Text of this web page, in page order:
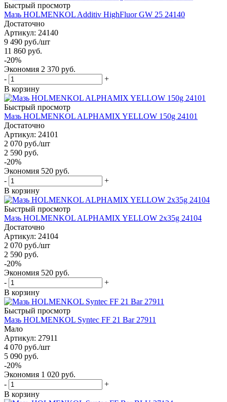
Быстрый просмотр
Мазь HOLMENKOL Additiv HighFluor GW 25 24140
Достаточно
Артикул: 24140
9 490 руб./шт
11 860 руб.
-20%
Экономия 2 370 руб.
-
+
В корзину
Быстрый просмотр
Мазь HOLMENKOL ALPHAMIX YELLOW 150g 24101
Достаточно
Артикул: 24101
2 070 руб./шт
2 590 руб.
-20%
Экономия 520 руб.
-
+
В корзину
Быстрый просмотр
Мазь HOLMENKOL ALPHAMIX YELLOW 2х35g 24104
Достаточно
Артикул: 24104
2 070 руб./шт
2 590 руб.
-20%
Экономия 520 руб.
-
+
В корзину
Быстрый просмотр
Мазь HOLMENKOL Syntec FF 21 Bar 27911
Мало
Артикул: 27911
4 070 руб./шт
5 090 руб.
-20%
Экономия 1 020 руб.
-
+
В корзину